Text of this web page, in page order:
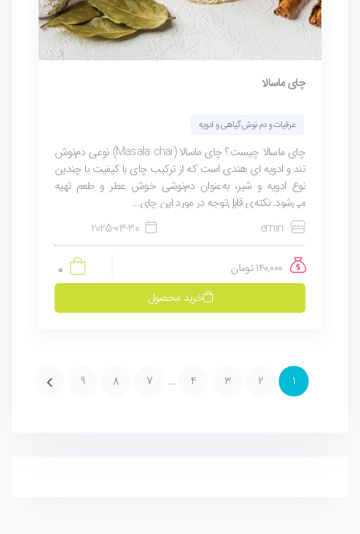
چای ماسالا
عرقیات و دم نوش گیاهی و ادویه
چای ماسالا چیست؟ چای ماسالا (Masala chai) نوعی دم‌نوش
تند و ادویه ای هندی است که از ترکیب چای با کیفیت با چندین
نوع ادویه و شیر، به‌عنوان دم‌نوشی خوش عطر و طعم تهیه
می‌شود. نکته‌ی قابل‌توجه در مورد این چای...
emin
2025-03-30
140,000تومان
0
خرید محصول
1
2
3
4
…
7
8
9
←